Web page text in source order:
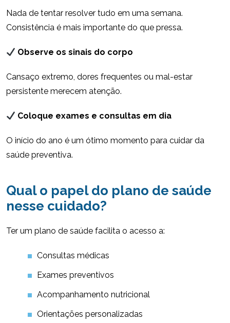
Nada de tentar resolver tudo em uma semana.
Consistência é mais importante do que pressa.
Observe os sinais do corpo
Cansaço extremo, dores frequentes ou mal-estar
persistente merecem atenção.
Coloque exames e consultas em dia
O início do ano é um ótimo momento para cuidar da
saúde preventiva.
Qual o papel do plano de saúde
nesse cuidado?
Ter um plano de saúde facilita o acesso a:
Consultas médicas
Exames preventivos
Acompanhamento nutricional
Orientações personalizadas